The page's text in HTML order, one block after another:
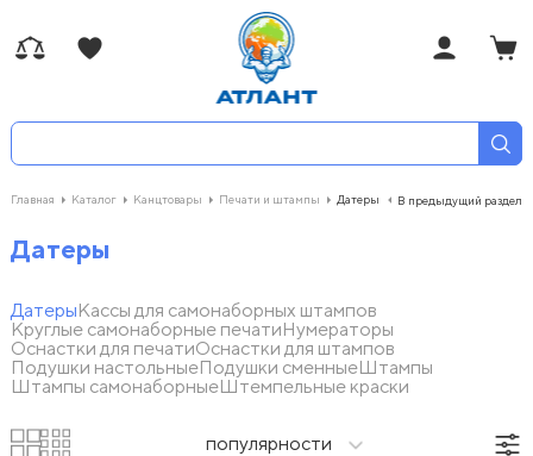
Главная Каталог Канцтовары Печати и штампы Датеры В предыдущий раздел
Датеры
ДатерыКассы для самонаборных штампов
Круглые самонаборные печатиНумераторы
Оснастки для печатиОснастки для штампов
Подушки настольныеПодушки сменныеШтампы
Штампы самонаборныеШтемпельные краски
популярности